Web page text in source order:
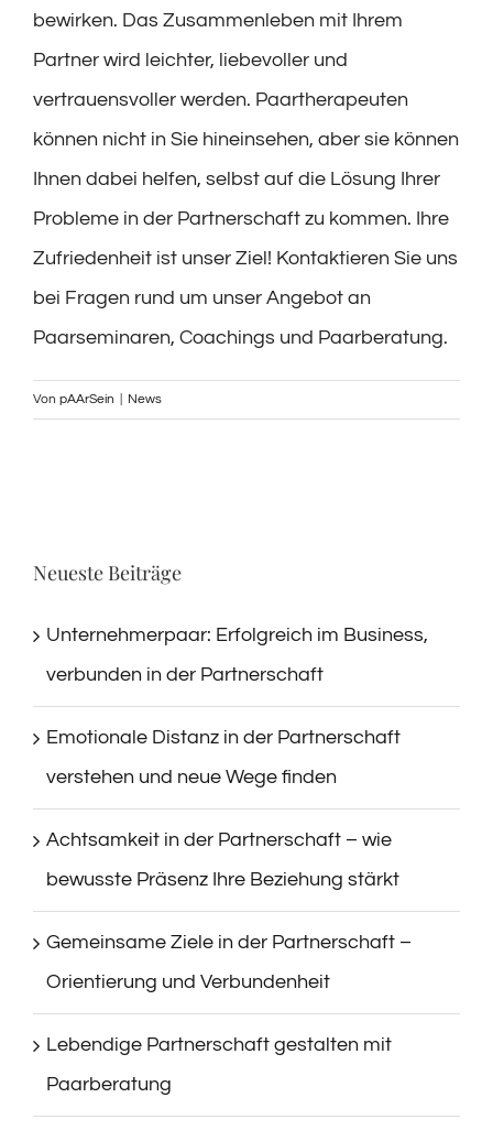
bewirken. Das Zusammenleben mit Ihrem
Partner wird leichter, liebevoller und
vertrauensvoller werden. Paartherapeuten
können nicht in Sie hineinsehen, aber sie können
Ihnen dabei helfen, selbst auf die Lösung Ihrer
Probleme in der Partnerschaft zu kommen. Ihre
Zufriedenheit ist unser Ziel! Kontaktieren Sie uns
bei Fragen rund um unser Angebot an
Paarseminaren, Coachings und Paarberatung.
Von pAArSein News
Neueste Beiträge
Unternehmerpaar: Erfolgreich im Business,
verbunden in der Partnerschaft
Emotionale Distanz in der Partnerschaft
verstehen und neue Wege finden
Achtsamkeit in der Partnerschaft – wie
bewusste Präsenz Ihre Beziehung stärkt
Gemeinsame Ziele in der Partnerschaft –
Orientierung und Verbundenheit
Lebendige Partnerschaft gestalten mit
Paarberatung